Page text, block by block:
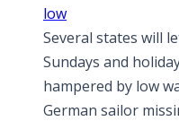
low
Several states will
Sundays and
hampered by low
German sailor